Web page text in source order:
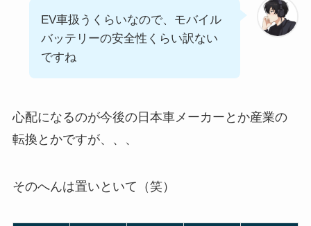
EV車扱うくらいなので、モバイル
バッテリーの安全性くらい訳ない
ですね
心配になるのが今後の日本車メーカーとか産業の
転換とかですが、、、
そのへんは置いといて（笑）